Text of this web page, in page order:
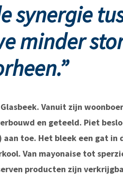
synergie
minder
Vanuit zijn
en geteeld. Piet
toe. Het bleek een gat
Van mayonaise tot
producten zijn